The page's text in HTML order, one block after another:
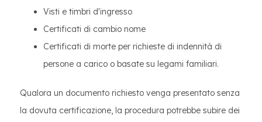
Visti e timbri d'ingresso
Certificati di cambio nome
Certificati di morte per richieste di indennità di
persone a carico o basate su legami familiari.
Qualora un documento richiesto venga presentato senza
la dovuta certificazione, la procedura potrebbe subire dei